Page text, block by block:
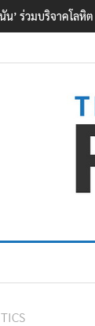
ยู่ระหว่างสอบสวนแ
ครียดเรื่องเรียน